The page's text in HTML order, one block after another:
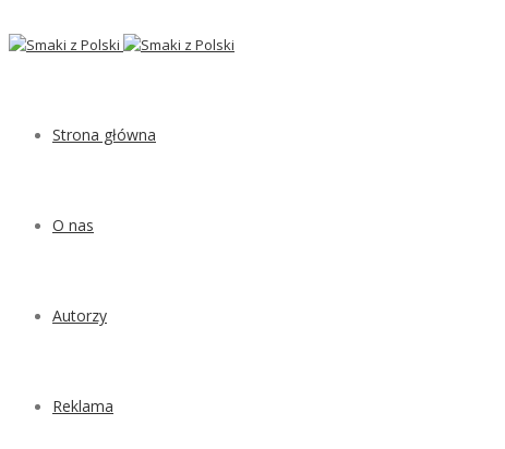
Strona główna
O nas
Autorzy
Reklama